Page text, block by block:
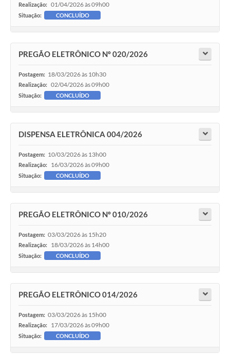
Realização: 01/04/2026 às 09h00
Situação: CONCLUÍDO
PREGÃO ELETRÔNICO Nº 020/2026
Postagem: 18/03/2026 às 10h30
Realização: 02/04/2026 às 09h00
Situação: CONCLUÍDO
DISPENSA ELETRÔNICA 004/2026
Postagem: 10/03/2026 às 13h00
Realização: 16/03/2026 às 09h00
Situação: CONCLUÍDO
PREGÃO ELETRÔNICO Nº 010/2026
Postagem: 03/03/2026 às 15h20
Realização: 18/03/2026 às 14h00
Situação: CONCLUÍDO
PREGÃO ELETRÔNICO 014/2026
Postagem: 03/03/2026 às 15h00
Realização: 17/03/2026 às 09h00
Situação: CONCLUÍDO